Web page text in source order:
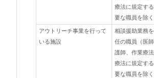
療法に規定す
要な職員を除く
アウトリーチ事業を行って
いる施設
相談援助業務
任の職員（医
護師、作業療
療法に規定す
要な職員を除く